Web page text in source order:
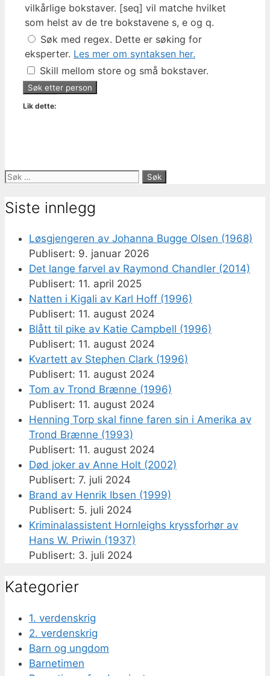
vilkårlige bokstaver. [seq] vil matche hvilket
som helst av de tre bokstavene s, e og q.
Søk med regex. Dette er søking for
eksperter. Les mer om syntaksen her.
Skill mellom store og små bokstaver.
Lik dette:
Søk
Siste innlegg
Løsgjengeren av Johanna Bugge Olsen (1968)
9. januar 2026
Det lange farvel av Raymond Chandler (2014)
11. april 2025
Natten i Kigali av Karl Hoff (1996)
11. august 2024
Blått til pike av Katie Campbell (1996)
11. august 2024
Kvartett av Stephen Clark (1996)
11. august 2024
Tom av Trond Brænne (1996)
11. august 2024
Henning Torp skal finne faren sin i Amerika av
Trond Brænne (1993)
11. august 2024
Død joker av Anne Holt (2002)
7. juli 2024
Brand av Henrik Ibsen (1999)
5. juli 2024
Kriminalassistent Hornleighs kryssforhør av
Hans W. Priwin (1937)
3. juli 2024
Kategorier
1. verdenskrig
2. verdenskrig
Barn og ungdom
Barnetimen